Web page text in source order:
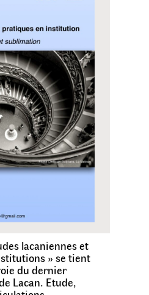
lacaniennes et
» se tient
du dernier
Lacan. Etude,